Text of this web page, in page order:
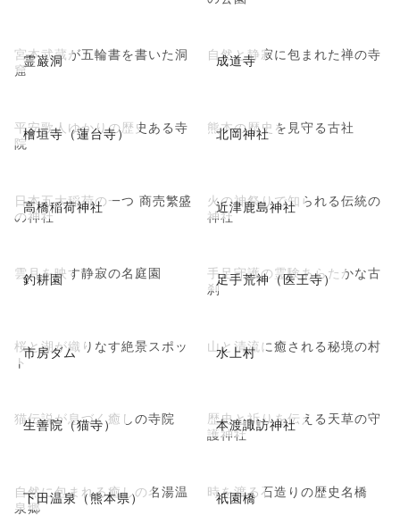
霊巌洞
宮本武蔵が五輪書を書いた洞
窟
成道寺
自然と静寂に包まれた禅の寺
檜垣寺（蓮台寺）
平安歌人ゆかりの歴史ある寺
院
北岡神社
熊本の歴史を見守る古社
高橋稲荷神社
日本五大稲荷の一つ 商売繁盛
の神社
近津鹿島神社
火の神祭りで知られる伝統の
神社
釣耕園
雲月を映す静寂の名庭園 足手荒神（医王寺）
手足守護の霊験あらたかな古
刹
市房ダム
桜と湖が織りなす絶景スポッ
ト
水上村
山と清流に癒される秘境の村
生善院（猫寺）
猫伝説が息づく癒しの寺院 本渡諏訪神社
歴史と祈りを伝える天草の守
護神社
下田温泉（熊本県）
自然に包まれる癒しの名湯温
泉郷
祇園橋
時を渡る石造りの歴史名橋